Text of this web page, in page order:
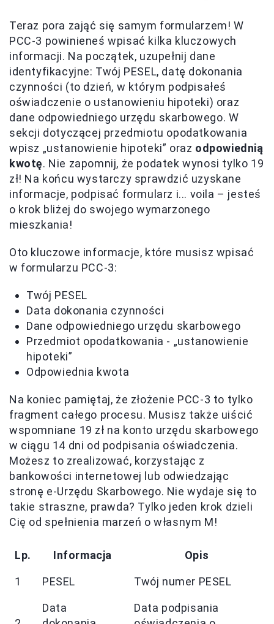
Teraz pora zająć się samym formularzem! W
PCC-3 powinieneś wpisać kilka kluczowych
informacji. Na początek, uzupełnij dane
identyfikacyjne: Twój PESEL, datę dokonania
czynności (to dzień, w którym podpisałeś
oświadczenie o ustanowieniu hipoteki) oraz
dane odpowiedniego urzędu skarbowego. W
sekcji dotyczącej przedmiotu opodatkowania
wpisz „ustanowienie hipoteki” oraz odpowiednią
kwotę. Nie zapomnij, że podatek wynosi tylko 19
zł! Na końcu wystarczy sprawdzić uzyskane
informacje, podpisać formularz i... voila – jesteś
o krok bliżej do swojego wymarzonego
mieszkania!
Oto kluczowe informacje, które musisz wpisać
w formularzu PCC-3:
Twój PESEL
Data dokonania czynności
Dane odpowiedniego urzędu skarbowego
Przedmiot opodatkowania - „ustanowienie
hipoteki”
Odpowiednia kwota
Na koniec pamiętaj, że złożenie PCC-3 to tylko
fragment całego procesu. Musisz także uiścić
wspomniane 19 zł na konto urzędu skarbowego
w ciągu 14 dni od podpisania oświadczenia.
Możesz to zrealizować, korzystając z
bankowości internetowej lub odwiedzając
stronę e-Urzędu Skarbowego. Nie wydaje się to
takie straszne, prawda? Tylko jeden krok dzieli
Cię od spełnienia marzeń o własnym M!
Lp. Informacja Opis
1 PESEL Twój numer PESEL
Data
Data podpisania